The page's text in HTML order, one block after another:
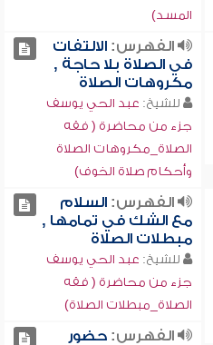
المسد)
الفهرس:الالتفات
في الصلاة بلا حاجة ,
مكروهات الصلاة
للشيخ: عبد الحي يوسف
جزء من محاضرة ( فقه
الصلاة_مكروهات الصلاة
وأحكام صلاة الخوف)
الفهرس:السلام
مع الشك في تمامها ,
مبطلات الصلاة
للشيخ: عبد الحي يوسف
جزء من محاضرة ( فقه
الصلاة_مبطلات الصلاة)
الفهرس:حضور